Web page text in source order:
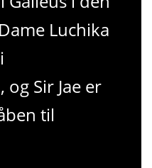
Luchika
Sir Jae er
til